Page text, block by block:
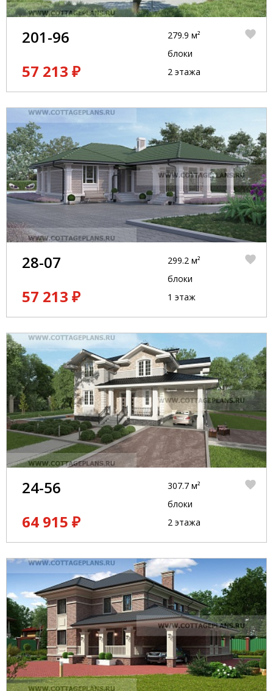
201-96
57 213 ₽
279.9 м²
блоки
2 этажа
28-07
57 213 ₽
299.2 м²
блоки
1 этаж
24-56
64 915 ₽
307.7 м²
блоки
2 этажа